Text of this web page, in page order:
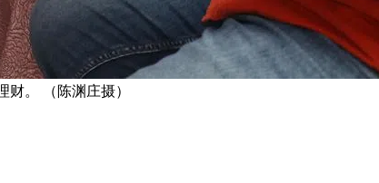
。 （陈渊庄摄）